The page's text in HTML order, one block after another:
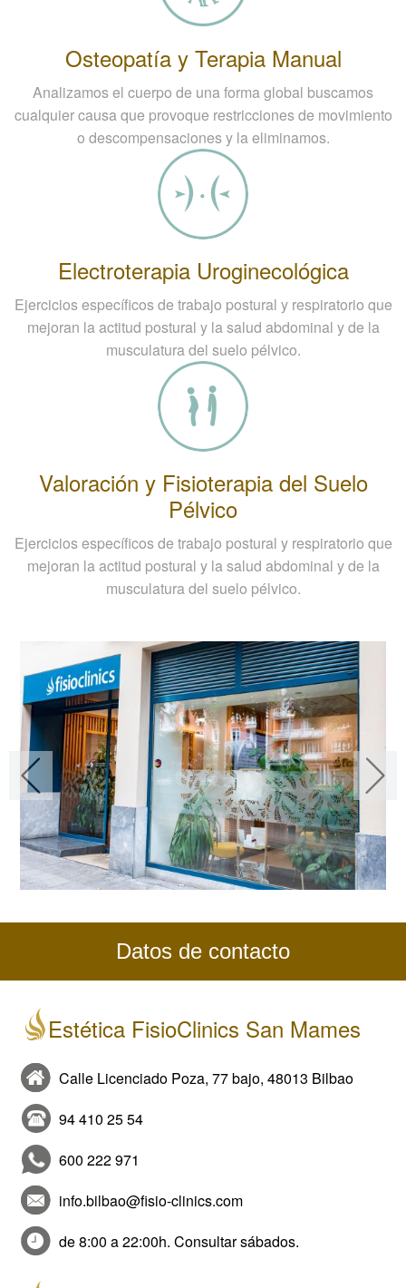
Osteopatía y Terapia Manual
Analizamos el cuerpo de una forma global buscamos
cualquier causa que provoque restricciones de movimiento
o descompensaciones y la eliminamos.
Electroterapia Uroginecológica
Ejercicios específicos de trabajo postural y respiratorio que
mejoran la actitud postural y la salud abdominal y de la
musculatura del suelo pélvico.
Valoración y Fisioterapia del Suelo
Pélvico
Ejercicios específicos de trabajo postural y respiratorio que
mejoran la actitud postural y la salud abdominal y de la
musculatura del suelo pélvico.
Datos de contacto
Estética FisioClinics San Mames
Calle Licenciado Poza, 77 bajo, 48013 Bilbao
94 410 25 54
600 222 971
info.bilbao@fisio-clinics.com
de 8:00 a 22:00h. Consultar sábados.